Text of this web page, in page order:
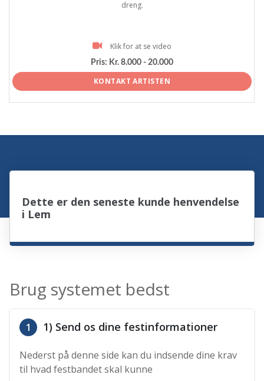
dreng.
Klik for at se video
Pris: Kr. 8.000 - 20.000
KONTAKT ARTISTEN
Dette er den seneste kunde henvendelse
i Lem
Brug systemet bedst
1 1) Send os dine festinformationer
Nederst på denne side kan du indsende dine krav
til hvad festbandet skal kunne